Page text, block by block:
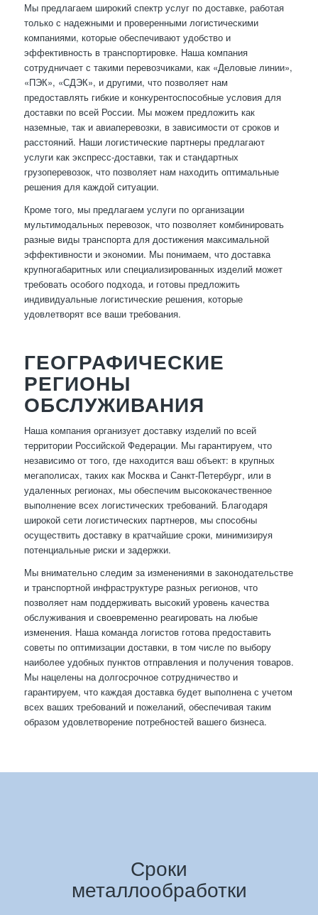
Мы предлагаем широкий спектр услуг по доставке, работая
только с надежными и проверенными логистическими
компаниями, которые обеспечивают удобство и
эффективность в транспортировке. Наша компания
сотрудничает с такими перевозчиками, как «Деловые линии»,
«ПЭК», «СДЭК», и другими, что позволяет нам
предоставлять гибкие и конкурентоспособные условия для
доставки по всей России. Мы можем предложить как
наземные, так и авиаперевозки, в зависимости от сроков и
расстояний. Наши логистические партнеры предлагают
услуги как экспресс-доставки, так и стандартных
грузоперевозок, что позволяет нам находить оптимальные
решения для каждой ситуации.
Кроме того, мы предлагаем услуги по организации
мультимодальных перевозок, что позволяет комбинировать
разные виды транспорта для достижения максимальной
эффективности и экономии. Мы понимаем, что доставка
крупногабаритных или специализированных изделий может
требовать особого подхода, и готовы предложить
индивидуальные логистические решения, которые
удовлетворят все ваши требования.
ГЕОГРАФИЧЕСКИЕ
РЕГИОНЫ
ОБСЛУЖИВАНИЯ
Наша компания организует доставку изделий по всей
территории Российской Федерации. Мы гарантируем, что
независимо от того, где находится ваш объект: в крупных
мегаполисах, таких как Москва и Санкт-Петербург, или в
удаленных регионах, мы обеспечим высококачественное
выполнение всех логистических требований. Благодаря
широкой сети логистических партнеров, мы способны
осуществить доставку в кратчайшие сроки, минимизируя
потенциальные риски и задержки.
Мы внимательно следим за изменениями в законодательстве
и транспортной инфраструктуре разных регионов, что
позволяет нам поддерживать высокий уровень качества
обслуживания и своевременно реагировать на любые
изменения. Наша команда логистов готова предоставить
советы по оптимизации доставки, в том числе по выбору
наиболее удобных пунктов отправления и получения товаров.
Мы нацелены на долгосрочное сотрудничество и
гарантируем, что каждая доставка будет выполнена с учетом
всех ваших требований и пожеланий, обеспечивая таким
образом удовлетворение потребностей вашего бизнеса.
Сроки
металлообработки